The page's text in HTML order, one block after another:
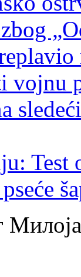
vojnu
Милоја